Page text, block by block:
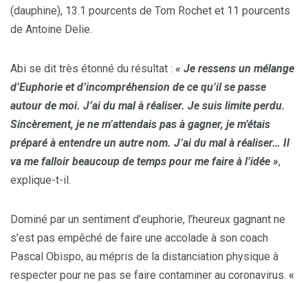
(dauphine), 13.1 pourcents de Tom Rochet et 11 pourcents
de Antoine Delie.
Abi se dit très étonné du résultat : « Je ressens un mélange
d’Euphorie et d’incompréhension de ce qu’il se passe
autour de moi. J’ai du mal à réaliser. Je suis limite perdu.
Sincèrement, je ne m’attendais pas à gagner, je m’étais
préparé à entendre un autre nom. J’ai du mal à réaliser… Il
va me falloir beaucoup de temps pour me faire à l’idée »,
explique-t-il.
Dominé par un sentiment d’euphorie, l’heureux gagnant ne
s’est pas empêché de faire une accolade à son coach
Pascal Obispo, au mépris de la distanciation physique à
respecter pour ne pas se faire contaminer au coronavirus. «